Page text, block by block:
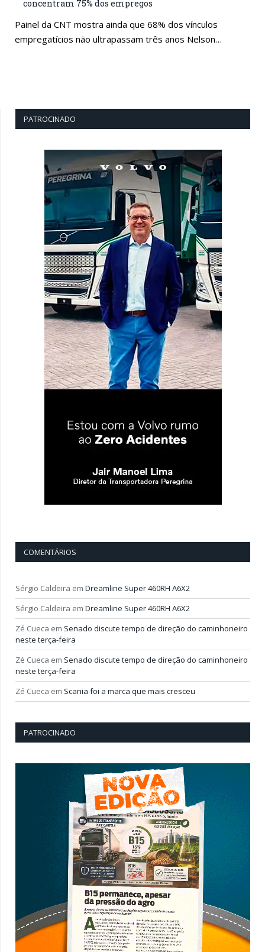
concentram 75% dos empregos
Painel da CNT mostra ainda que 68% dos vínculos
empregatícios não ultrapassam três anos Nelson…
PATROCINADO
COMENTÁRIOS
Sérgio Caldeira em Dreamline Super 460RH A6X2
Sérgio Caldeira em Dreamline Super 460RH A6X2
Zé Cueca em Senado discute tempo de direção do caminhoneiro
neste terça-feira
Zé Cueca em Senado discute tempo de direção do caminhoneiro
neste terça-feira
Zé Cueca em Scania foi a marca que mais cresceu
PATROCINADO